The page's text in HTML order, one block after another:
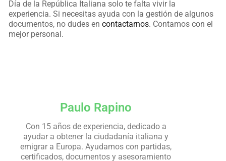
Día de la República Italiana solo te falta vivir la
experiencia. Si necesitas ayuda con la gestión de algunos
documentos, no dudes en contactarnos. Contamos con el
mejor personal.
Paulo Rapino
Con 15 años de experiencia, dedicado a
ayudar a obtener la ciudadanía italiana y
emigrar a Europa. Ayudamos con partidas,
certificados, documentos y asesoramiento